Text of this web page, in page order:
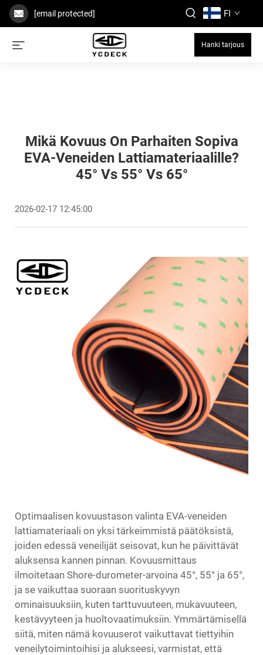
[email protected] FI
Hanki tarjous
Mikä Kovuus On Parhaiten Sopiva
EVA-Veneiden Lattiamateriaalille?
45° Vs 55° Vs 65°
2026-02-17 12:45:00
Optimaalisen kovuustason valinta EVA-veneiden
lattiamateriaali on yksi tärkeimmistä päätöksistä,
joiden edessä veneilijät seisovat, kun he päivittävät
aluksensa kannen pinnan. Kovuusmittaus
ilmoitetaan Shore-durometer-arvoina 45°, 55° ja 65°,
ja se vaikuttaa suoraan suorituskyvyn
ominaisuuksiin, kuten tarttuvuuteen, mukavuuteen,
kestävyyteen ja huoltovaatimuksiin. Ymmärtämisellä
siitä, miten nämä kovuuserot vaikuttavat tiettyihin
veneilytoimintoihisi ja alukseesi, varmistat, että